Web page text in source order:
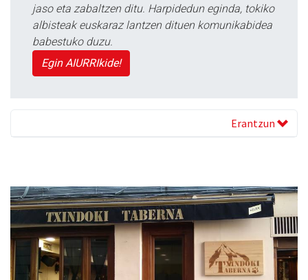
jaso eta zabaltzen ditu. Harpidedun eginda, tokiko
albisteak euskaraz lantzen dituen komunikabidea
babestuko duzu.
Egin AIURRIkide!
Erantzun